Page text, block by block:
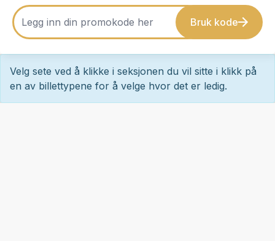
Bruk kode
Velg sete ved å klikke i seksjonen du vil sitte i klikk på
en av billettypene for å velge hvor det er ledig.